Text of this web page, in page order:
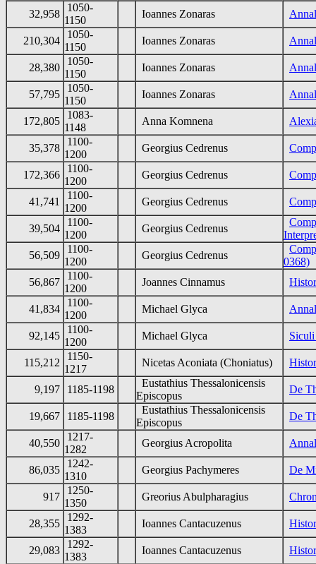
32,958
1050-
1150
Ioannes Zonaras
210,304
1050-
1150
Ioannes Zonaras
28,380
1050-
1150
Ioannes Zonaras
57,795
1050-
1150
Ioannes Zonaras
172,805
1083-
1148
Anna Komnena
35,378
1100-
1200
Georgius Cedrenus
172,366
1100-
1200
Georgius Cedrenus
41,741
1100-
1200
Georgius Cedrenus
39,504
1100-
1200
Georgius Cedrenus
56,509
1100-
1200
Georgius Cedrenus
0368)
56,867
1100-
1200
Joannes Cinnamus
41,834
1100-
1200
Michael Glyca
92,145
1100-
1200
Michael Glyca
115,212
1150-
1217
Nicetas Aconiata (Choniatus)
9,197 1185-1198
Eustathius Thessalonicensis
Episcopus
De
19,667 1185-1198
Eustathius Thessalonicensis
Episcopus
De
40,550
1217-
1282
Georgius Acropolita
86,035
1242-
1310
Georgius Pachymeres De
917
1250-
1350
Greorius Abulpharagius
28,355
1292-
1383
Ioannes Cantacuzenus
29,083
1292-
1383
Ioannes Cantacuzenus